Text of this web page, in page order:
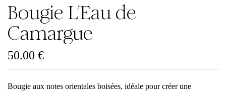
Bougie L’Eau de
Camargue
50.00 €
Bougie aux notes orientales boisées, idéale pour créer une